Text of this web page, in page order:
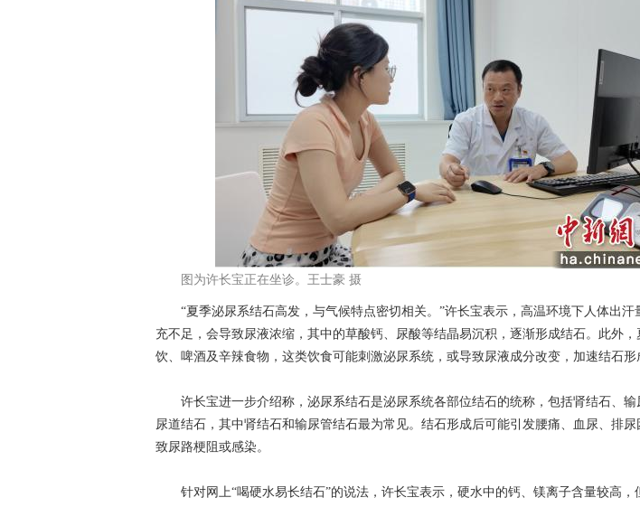
图为许长宝正在坐诊。王士豪 摄
“夏季泌尿系结石高发，与气候特点密切相关。”许长宝表示，高温环境下人体出汗
充不足，会导致尿液浓缩，其中的草酸钙、尿酸等结晶易沉积，逐渐形成结石。此外
饮、啤酒及辛辣食物，这类饮食可能刺激泌尿系统，或导致尿液成分改变，加速结石形
许长宝进一步介绍称，泌尿系结石是泌尿系统各部位结石的统称，包括肾结石、输
尿道结石，其中肾结石和输尿管结石最为常见。结石形成后可能引发腰痛、血尿、排
致尿路梗阻或感染。
针对网上“喝硬水易长结石”的说法，许长宝表示，硬水中的钙、镁离子含量较高，